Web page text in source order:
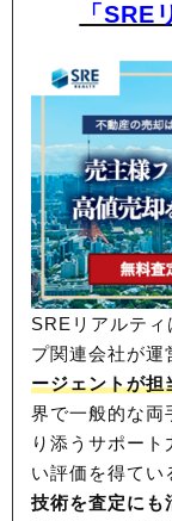
「SRE
SREリアルテ
プ関連会社が運
ージェントが担
界で一般的な両
り添うサポー
い評価を得てい
技術を査定にも